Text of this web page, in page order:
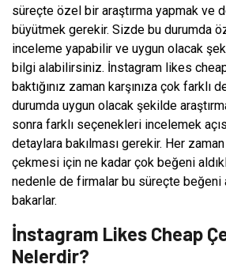
süreçte özel bir araştırma yapmak ve
büyütmek gerekir. Sizde bu durumda
inceleme yapabilir ve uygun olacak
bilgi alabilirsiniz. İnstagram likes
baktığınız zaman karşınıza çok farklı
durumda uygun olacak şekilde
sonra farklı seçenekleri incelemek
detaylara bakılması gerekir. Her
çekmesi için ne kadar çok beğeni
nedenle de firmalar bu süreçte beğeni
bakarlar.
İnstagram Likes Cheap
Nelerdir?